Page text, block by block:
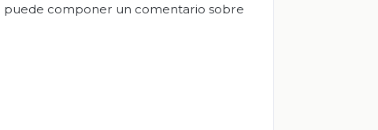
puede componer un comentario sobre